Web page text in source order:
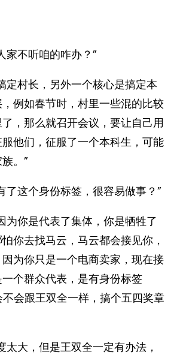
家不听咱的咋办？”
定村长，另外一个核心是搞定本
例如春节时，村里一些混的比较
，那么就召开会议，要让自己用
他们，征服了一个本科生，可能
。”
了这个身份标签，很容易做事？”
为你是代表了集体，你是牺牲了
你去找马云，马云都会接见你，
为你只是一个电商卖家，现在接
个群众代表，是有身份标签
不会跟王双全一样，搞个五四奖章
太大，但是王双全一定有办法，